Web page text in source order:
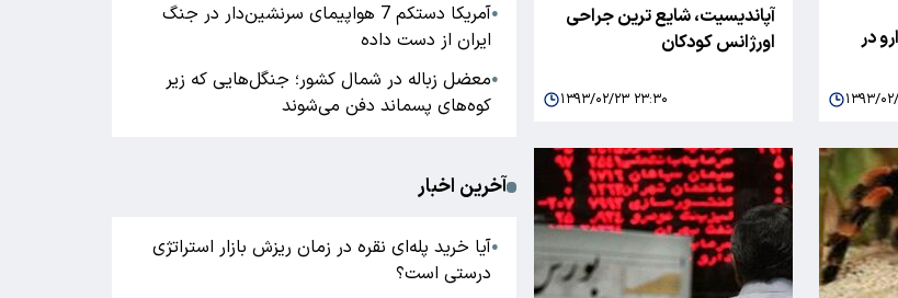
در
۰۱:۰۳
آپاندیسیت، شایع ترین جراحی
اورژانس کودکان
۱۳۹۳/۰۲/۲۳ ۲۳:۳۰
●
آمریکا دستکم 7 هواپیمای سرنشین‌دار در جنگ
ایران از دست داده
●معضل زباله در شمال کشور؛ جنگل‌هایی که زیر
کوه‌های پسماند دفن می‌شوند
آخرین اخبار
●آیا خرید پله‌ای نقره در زمان ریزش بازار استراتژی
درستی است؟